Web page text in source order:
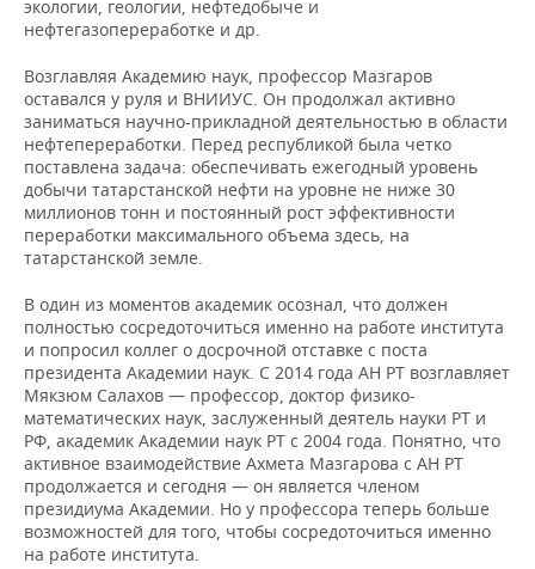
экологии, геологии, нефтедобыче и
нефтегазопереработке и др.
Возглавляя Академию наук, профессор Мазгаров
оставался у руля и ВНИИУС. Он продолжал активно
заниматься научно-прикладной деятельностью в области
нефтепереработки. Перед республикой была четко
поставлена задача: обеспечивать ежегодный уровень
добычи татарстанской нефти на уровне не ниже 30
миллионов тонн и постоянный рост эффективности
переработки максимального объема здесь, на
татарстанской земле.
В один из моментов академик осознал, что должен
полностью сосредоточиться именно на работе института
и попросил коллег о досрочной отставке с поста
президента Академии наук. С 2014 года АН РТ возглавляет
Мякзюм Салахов — профессор, доктор физико-
математических наук, заслуженный деятель науки РТ и
РФ, академик Академии наук РТ с 2004 года. Понятно, что
активное взаимодействие Ахмета Мазгарова с АН РТ
продолжается и сегодня — он является членом
президиума Академии. Но у профессора теперь больше
возможностей для того, чтобы сосредоточиться именно
на работе института.